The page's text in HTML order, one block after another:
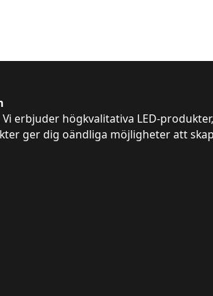
erbjuder högkvalitativa LED-
ger dig oändliga möjligheter att